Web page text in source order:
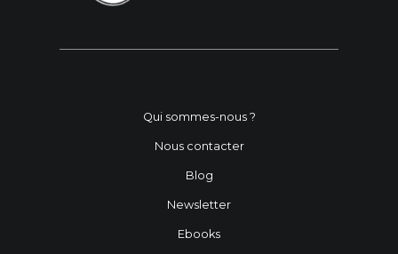
Qui sommes-nous ?
Nous contacter
Blog
Newsletter
Ebooks